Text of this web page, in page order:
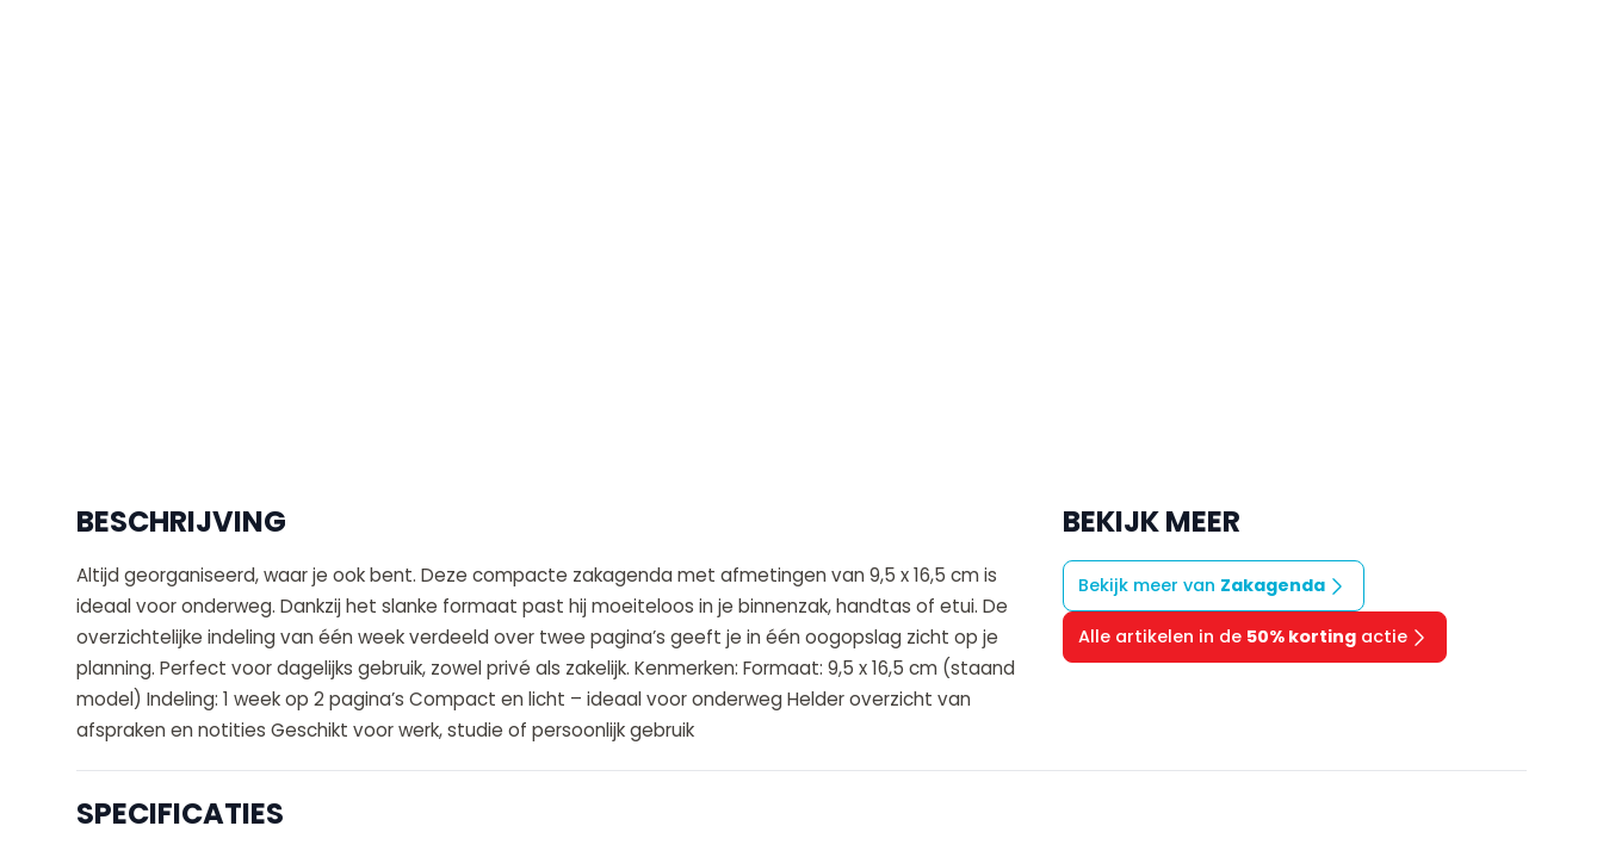
BEKIJK MEER
Bekijk meer van Zakagenda
Alle artikelen in de 50% kortingactie
BESCHRIJVING
Altijd georganiseerd, waar je ook bent. Deze compacte zakagenda met afmetingen van 9,5 x 16,5 cm is
ideaal voor onderweg. Dankzij het slanke formaat past hij moeiteloos in je binnenzak, handtas of etui. De
overzichtelijke indeling van één week verdeeld over twee pagina’s geeft je in één oogopslag zicht op je
planning. Perfect voor dagelijks gebruik, zowel privé als zakelijk. Kenmerken: Formaat: 9,5 x 16,5 cm (staand
model) Indeling: 1 week op 2 pagina’s Compact en licht – ideaal voor onderweg Helder overzicht van
afspraken en notities Geschikt voor werk, studie of persoonlijk gebruik
SPECIFICATIES